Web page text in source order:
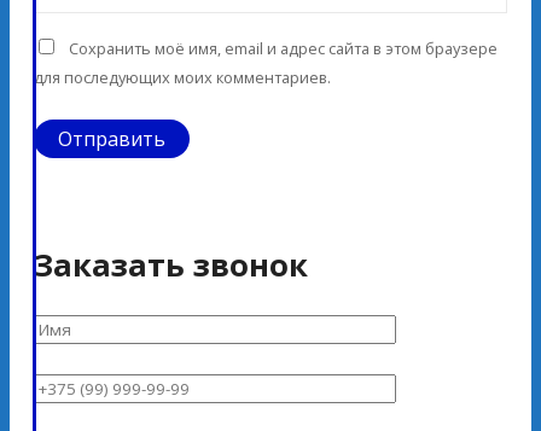
Сохранить моё имя, email и адрес сайта в этом браузере
для последующих моих комментариев.
Заказать звонок